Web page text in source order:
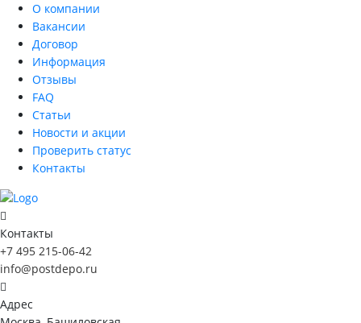
О компании
Вакансии
Договор
Информация
Отзывы
FAQ
Статьи
Новости и акции
Проверить статус
Контакты
Контакты
+7 495 215-06-42
info@postdepo.ru
Адрес